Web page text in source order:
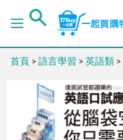
首頁 > 語言學習 > 英語類 >